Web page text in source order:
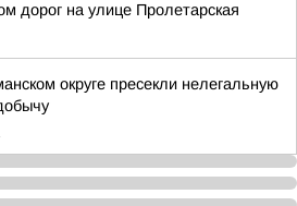
дорог на улице Пролетарская
округе пресекли нелегальную